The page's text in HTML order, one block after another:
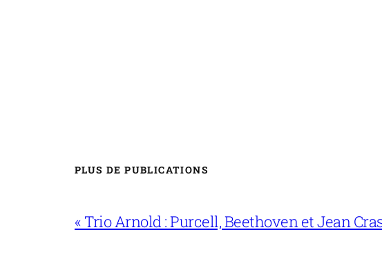
PLUS DE PUBLICATIONS
« Trio Arnold : Purcell, Beethoven et Jean